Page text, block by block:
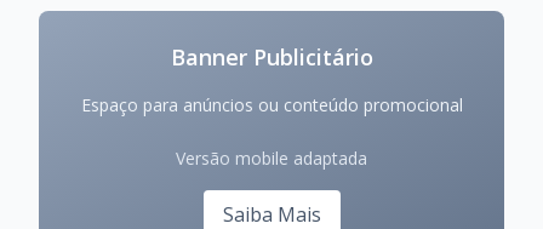
Banner Publicitário
Espaço para anúncios ou conteúdo promocional
Versão mobile adaptada
Saiba Mais